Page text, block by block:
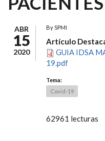
ABR
15
2020
BySPMI
Artículo
GUIA IDSA
19.pdf
Tema:
Covid-19
62961 lecturas